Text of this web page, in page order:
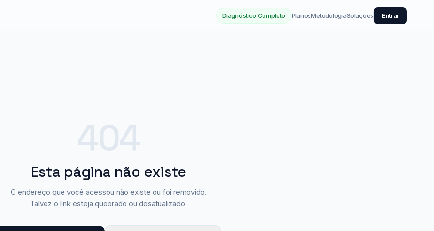
Diagnóstico Completo PlanosMetodologiaSoluções Entrar
Esta página não existe
O endereço que você acessou não existe ou foi removido.
Talvez o link esteja quebrado ou desatualizado.